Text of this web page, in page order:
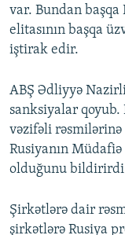
var. Bundan
elitasının başqa
iştirak edir.
ABŞ Ədliyyə
sanksiyalar
vəzifəli
Rusiyanın
olduğunu
Şirkətlərə dair
şirkətlərə Rusiya